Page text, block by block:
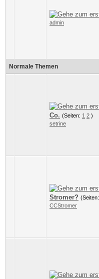
admin
Normale Themen
Co. (Seiten: 1 2 )
setrine
Stromer? (Seiten:
CCStromer